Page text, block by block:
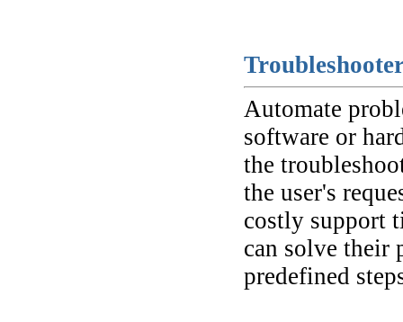
Automate
software or
the
the user's
costly support
can solve
predefined